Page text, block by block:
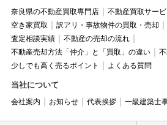
奈良県の不動産買取専門店 不動産買取サービ
空き家買取
訳アリ・事故物件の買取・売却
査定相談実績
不動産の売却の流れ
不動産売却方法「仲介」と「買取」の違い
少しでも高く売るポイント
よくある質問
当社について
会社案内 お知らせ 代表挨拶 一級建築士